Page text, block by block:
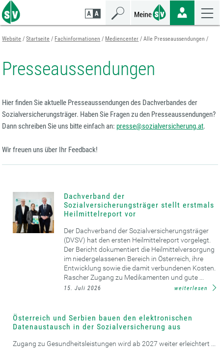
Zum
Seiteninhalt
springen
Zur
Navigation
springen
Zur
Mobilen
Navigation
springen
Website Startseite Fachinformationen Mediencenter Alle Presseaussendungen
Presseaussendungen
Hier finden Sie aktuelle Presseaussendungen des Dachverbandes der
Sozialversicherungsträger. Haben Sie Fragen zu den Presseaussendungen?
Dann schreiben Sie uns bitte einfach an: presse@sozialversicherung.at.
Wir freuen uns über Ihr Feedback!
Dachverband der
Sozialversicherungsträger stellt erstmals
Heilmittelreport vor
Der Dachverband der Sozialversicherungsträger
(DVSV) hat den ersten Heilmittelreport vorgelegt.
Der Bericht dokumentiert die Heilmittelversorgung
im niedergelassenen Bereich in Österreich, ihre
Entwicklung sowie die damit verbundenen Kosten.
Rascher Zugang zu Medikamenten und gute ...
15. Juli 2026 weiterlesen
Österreich und Serbien bauen den elektronischen
Datenaustausch in der Sozialversicherung aus
Zugang zu Gesundheitsleistungen wird ab 2027 weiter erleichtert ...